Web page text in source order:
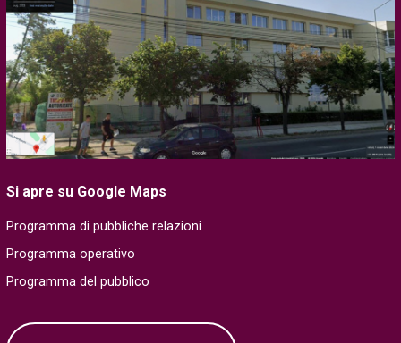
Si apre su Google Maps
Programma di pubbliche relazioni
Programma operativo
Programma del pubblico